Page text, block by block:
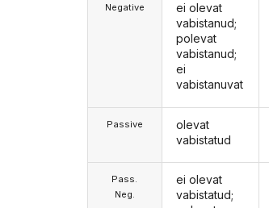
Negative
Passive
Pass.
Neg.
ei olevat
vabistanud;
polevat
vabistanud;
ei
vabistanuvat
olevat
vabistatud
ei olevat
vabistatud;